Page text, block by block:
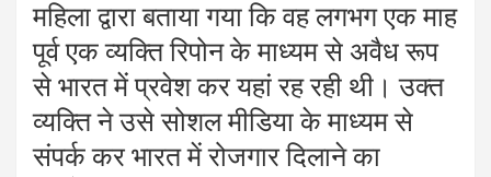
महिला द्वारा बताया गया कि वह लगभग एक माह
पूर्व एक व्यक्ति रिपोन के माध्यम से अवैध रूप
से भारत में प्रवेश कर यहां रह रही थी। उक्त
व्यक्ति ने उसे सोशल मीडिया के माध्यम से
संपर्क कर भारत में रोजगार दिलाने का